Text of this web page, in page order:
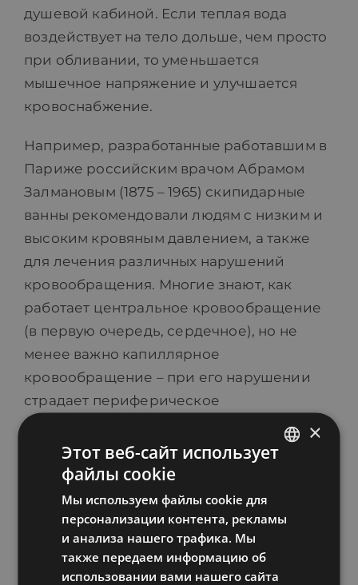
душевой кабиной. Если теплая вода
воздействует на тело дольше, чем просто
при обливании, то уменьшается
мышечное напряжение и улучшается
кровоснабжение.
Например, разработанные работавшим в
Париже российским врачом Абрамом
Залмановым (1875 – 1965) скипидарные
ванны рекомендовали людям с низким и
высоким кровяным давлением, а также
для лечения различных нарушений
кровообращения. Многие знают, как
работает центральное кровообращение
(в первую очередь, сердечное), но не
менее важно капиллярное
кровообращение – при его нарушении
страдает периферическое
кровоснабжение (в голове, руках, ногах),
и наш главный насос в организме
(сердце) не функционирует так, как нужно
для центрального кровообращения.
Нужно следить, как мелкие капилляры
пропускают кровь и снабжают организм
кислородом. Если у человека плохое
RUSSIAN
LATVIAN
×
Этот веб-сайт использует
файлы cookie
Мы используем файлы cookie для
персонализации контента, рекламы
и анализа нашего трафика. Мы
также передаем информацию об
использовании вами нашего сайта